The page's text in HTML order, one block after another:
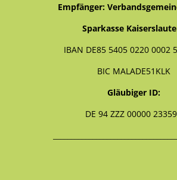
Empfänger:
Sparkasse
IBAN DE85 5405 0220 0002
BIC MALADE51KLK
Gläubiger ID:
DE 94 ZZZ 00000